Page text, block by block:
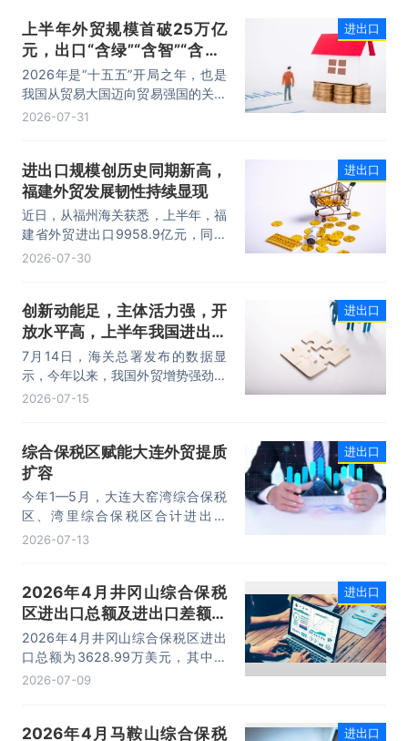
上半年外贸规模首破25万亿
元，出口“含绿”“含智”“含新”
量稳步攀升
2026年是“十五五”开局之年，也是
我国从贸易大国迈向贸易强国的关键
时期。上半年，我国进出口规模历史
品为代表的高附加值产品出口占比显
著提升，成为外贸提质增效的核心引
擎，为加快建设贸易强国注入了强劲
动力。
2026-07-31
进出口
进出口规模创历史同期新高，
福建外贸发展韧性持续显现
近日，从福州海关获悉，上半年，福
建省外贸进出口9958.9亿元，同比
增长8.2%。其中，出口5740.1亿
进口规模均创历史同期新高，外贸运
行呈现“稳中有进，进中提质”的良好
态势。
2026-07-30
进出口
创新动能足，主体活力强，开
放水平高，上半年我国进出口
规模首次突破25万亿元
7月14日，海关总署发布的数据显
示，今年以来，我国外贸增势强劲、
走势稳健。据海关统计，今年上半
14.73万亿元，增长13.4%，进口
10.74万亿元，增长22.1%。
2026-07-15
进出口
综合保税区赋能大连外贸提质
扩容
今年1—5月，大连大窑湾综合保税
区、湾里综合保税区合计进出口
332.22亿元，同比增长21%，占大
台。
2026-07-13
进出口
2026年4月井冈山综合保税
区进出口总额及进出口差额统
计分析
2026年4月井冈山综合保税区进出
口总额为3628.99万美元，其中：
出口额为1562.95万美元，进口额为
2026-07-09
进出口
2026年4月马鞍山综合保税 进出口